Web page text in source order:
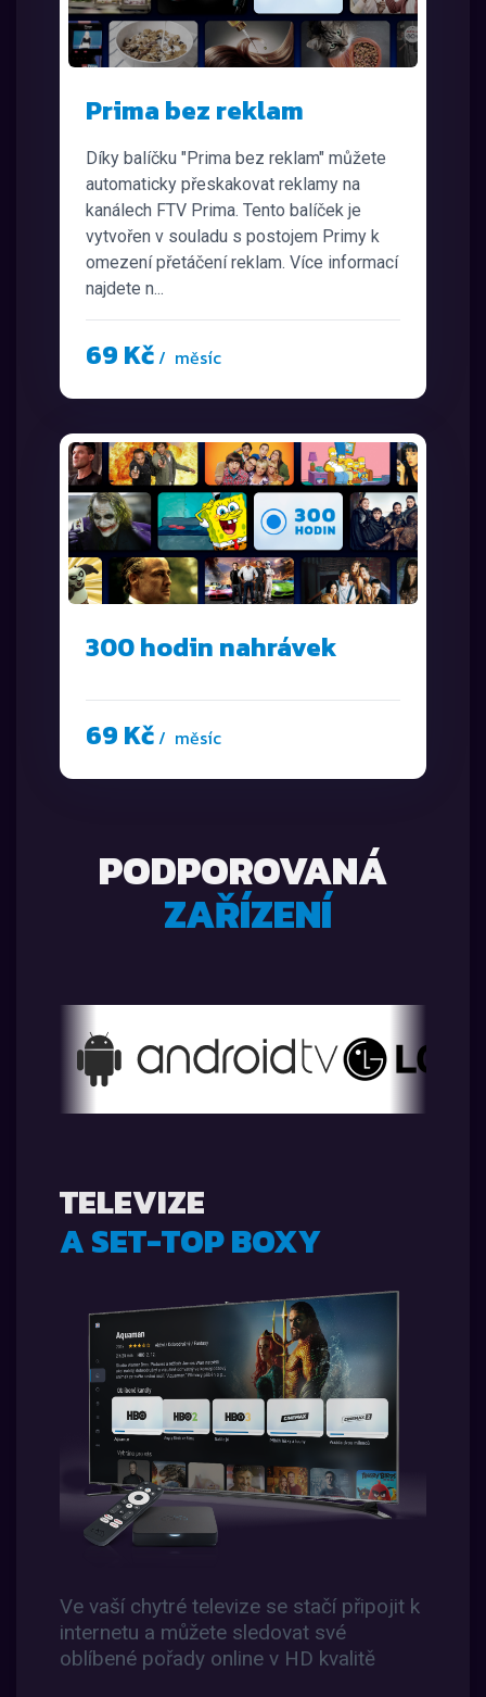
Prima bez reklam
Díky balíčku "Prima bez reklam" můžete
automaticky přeskakovat reklamy na
kanálech FTV Prima. Tento balíček je
vytvořen v souladu s postojem Primy k
omezení přetáčení reklam. Více informací
najdete n...
69 Kč/ měsíc
300 hodin nahrávek
69 Kč/ měsíc
PODPOROVANÁ
ZAŘÍZENÍ
TELEVIZE
A SET-TOP BOXY
Ve vaší chytré televize se stačí připojit k
internetu a můžete sledovat své
oblíbené pořady online v HD kvalitě